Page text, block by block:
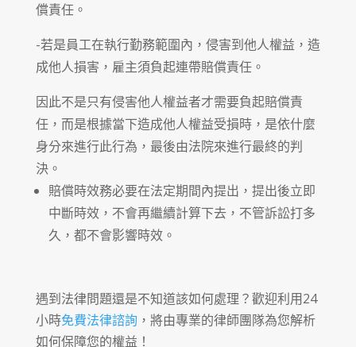
償責任。
-若是員工在執行勤務範圍內，侵害到他人權益，造
成他人損害，雇主須負起連帶賠償責任。
因此不是只有侵害他人權益者才需要負起賠償責
任，而是根據當下造成他人權益受損時，是依什麼
身分來進行此行為，最後由法院來進行最終的判
決。
賠償時效務必要在法定期間內提出，提出後立即
中斷時效，不會再繼續計算下去，不管訴訟打多
久，都不會影響時效。
遇到法律問題還是不知道該如何處理？歡迎利用24
小時免費法律諮詢 ，將由專業的律師團隊為您解析
如何保障您的權益！